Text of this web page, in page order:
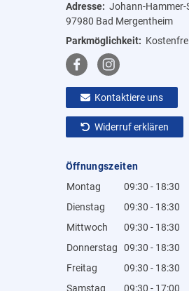
Adresse: Johann-Hammer-
97980 Bad Mergentheim
Parkmöglichkeit:
Kontaktiere uns
Widerruf erklären
Öffnungszeiten
Montag
09:30 - 18:30
Dienstag
09:30 - 18:30
Mittwoch
09:30 - 18:30
Donnerstag
09:30 - 18:30
Freitag
09:30 - 18:30
Samstag
09:30 - 17:00